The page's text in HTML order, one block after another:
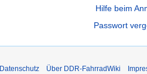
Hilfe beim
Passwort
Datenschutz Über DDR-FahrradWiki